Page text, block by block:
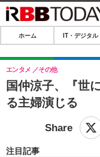
ホーム
IT・デジタル
IT・デジタルTOP
ショッピング
SPEED TEST
エンタメTOP
ホーム IT・デジタル
国仲涼子、『世
る主婦演じる
エンタメ その他
注目記事